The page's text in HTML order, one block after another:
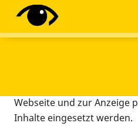
Diese Webseite setzt
Tracking-Tools ein. Dies
Webseite und zur Anzeige
Inhalte eingesetzt werden.